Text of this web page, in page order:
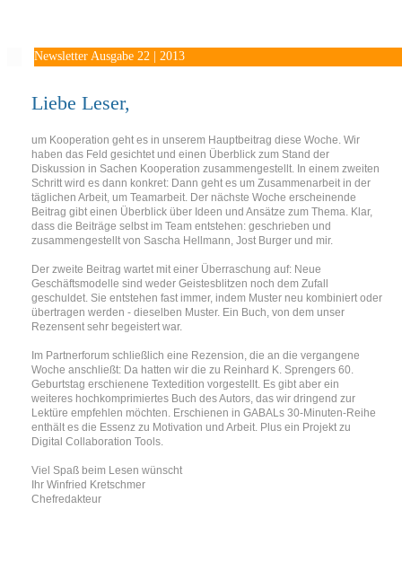
Newsletter Ausgabe 22 | 2013
Liebe Leser,
um Kooperation geht es in unserem Hauptbeitrag diese Woche. Wir
haben das Feld gesichtet und einen Überblick zum Stand der
Diskussion in Sachen Kooperation zusammengestellt. In einem zweiten
Schritt wird es dann konkret: Dann geht es um Zusammenarbeit in der
täglichen Arbeit, um Teamarbeit. Der nächste Woche erscheinende
Beitrag gibt einen Überblick über Ideen und Ansätze zum Thema. Klar,
dass die Beiträge selbst im Team entstehen: geschrieben und
zusammengestellt von Sascha Hellmann, Jost Burger und mir.
Der zweite Beitrag wartet mit einer Überraschung auf: Neue
Geschäftsmodelle sind weder Geistesblitzen noch dem Zufall
geschuldet. Sie entstehen fast immer, indem Muster neu kombiniert oder
übertragen werden - dieselben Muster. Ein Buch, von dem unser
Rezensent sehr begeistert war.
Im Partnerforum schließlich eine Rezension, die an die vergangene
Woche anschließt: Da hatten wir die zu Reinhard K. Sprengers 60.
Geburtstag erschienene Textedition vorgestellt. Es gibt aber ein
weiteres hochkomprimiertes Buch des Autors, das wir dringend zur
Lektüre empfehlen möchten. Erschienen in GABALs 30-Minuten-Reihe
enthält es die Essenz zu Motivation und Arbeit. Plus ein Projekt zu
Digital Collaboration Tools.
Viel Spaß beim Lesen wünscht
Ihr Winfried Kretschmer
Chefredakteur